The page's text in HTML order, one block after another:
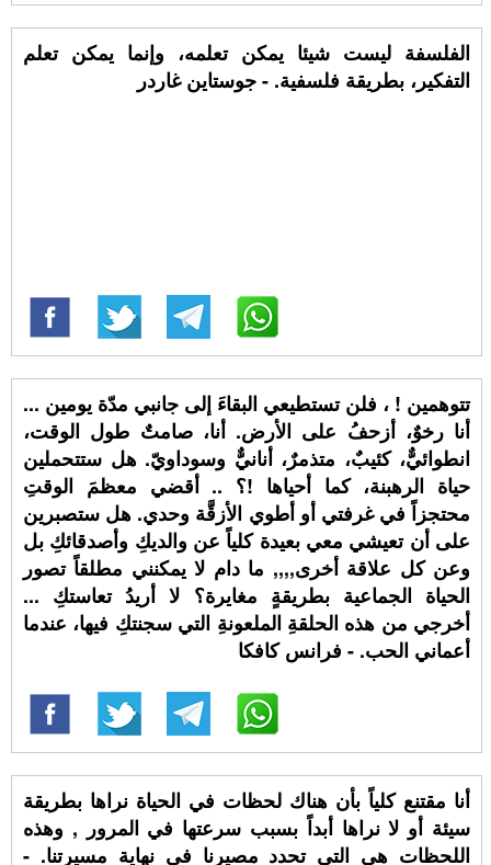
‏الفلسفة ليست شيئا يمكن تعلمه، وإنما يمكن تعلم
التفكير، بطريقة فلسفية. - جوستاين غاردر
تتوهمين ! ، فلن تستطيعي البقاءَ إلى جانبي مدّة يومين ...
أنا رخوٌ، أزحفُ على الأرض. أنا، صامتٌ طول الوقت،
انطوائيٌّ، كئيبٌ، متذمرٌ، أنانيٌّ وسوداويّ. هل ستتحملين
حياة الرهبنة، كما أحياها !؟ .. أقضي معظمَ الوقتِ
محتجزاً في غرفتي أو أطوي الأزقَّة وحدي. هل ستصبرين
على أن تعيشي معي بعيدة كلياً عن والديكِ وأصدقائكِ بل
وعن كل علاقة أخرى,,,, ما دام لا يمكنني مطلقاً تصور
الحياة الجماعية بطريقةٍ مغايرة؟ لا أريدُ تعاستكِ ...
أخرجي من هذه الحلقةِ الملعونةِ التي سجنتكِ فيها، عندما
أعماني الحب. - فرانس كافكا
أنا مقتنع كلياً بأن هناك لحظات في الحياة نراها بطريقة
سيئة أو لا نراها أبداً بسبب سرعتها في المرور , وهذه
اللحظات هي التي تحدد مصيرنا في نهاية مسيرتنا. -